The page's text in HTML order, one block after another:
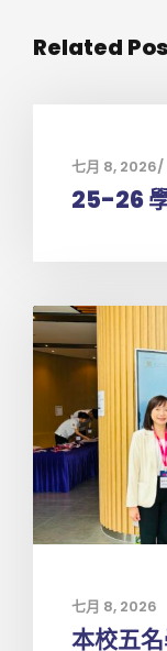
Related
七月 8, 2026
25-26
七月 8, 2026
本校五